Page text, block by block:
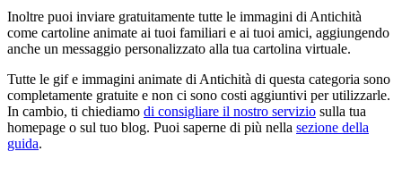
Inoltre puoi inviare gratuitamente tutte le immagini di Antichità
come cartoline animate ai tuoi familiari e ai tuoi amici, aggiungendo
anche un messaggio personalizzato alla tua cartolina virtuale.
Tutte le gif e immagini animate di Antichità di questa categoria sono
completamente gratuite e non ci sono costi aggiuntivi per utilizzarle.
In cambio, ti chiediamo di consigliare il nostro servizio sulla tua
homepage o sul tuo blog. Puoi saperne di più nella sezione della
guida.